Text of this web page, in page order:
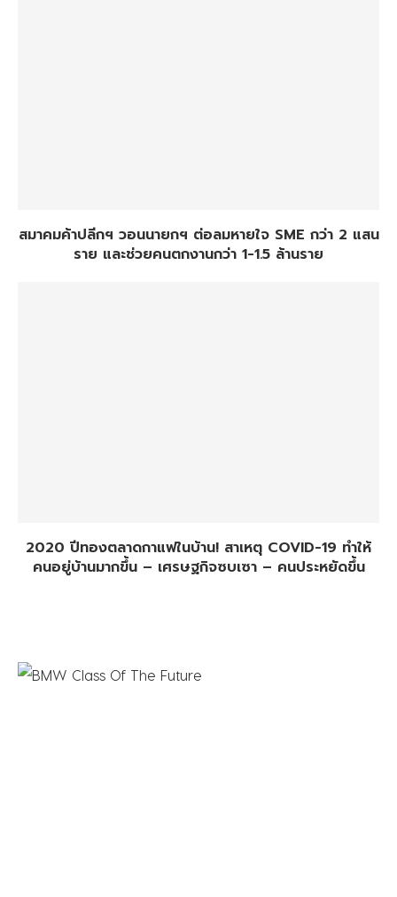
สมาคมค้าปลีกฯ วอนนายกฯ ต่อลมหายใจ SME กว่า 2 แสน
ราย และช่วยคนตกงานกว่า 1-1.5 ล้านราย
2020 ปีทองตลาดกาแฟในบ้าน! สาเหตุ COVID-19 ทำให้
คนอยู่บ้านมากขึ้น – เศรษฐกิจซบเซา – คนประหยัดขึ้น